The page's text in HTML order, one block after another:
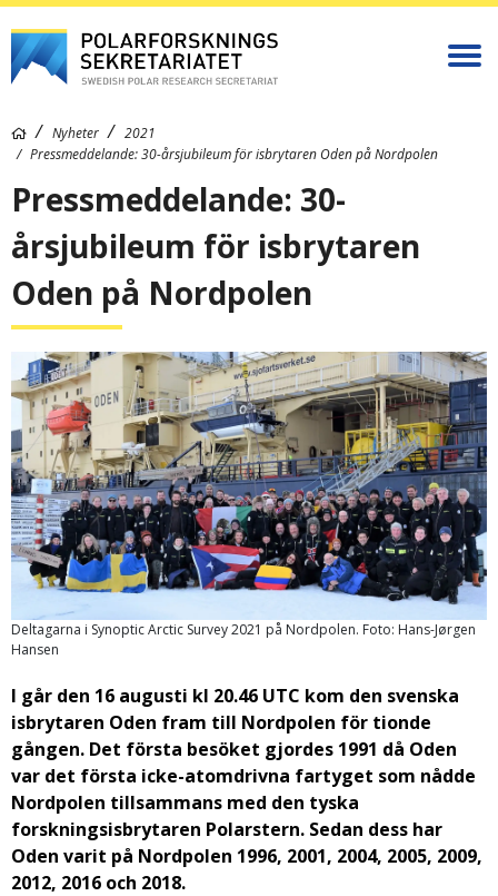
Nyheter
2021
Pressmeddelande: 30-årsjubileum för isbrytaren Oden på Nordpolen
Pressmeddelande: 30-
årsjubileum för isbrytaren
Oden på Nordpolen
Deltagarna i Synoptic Arctic Survey 2021 på Nordpolen. Foto: Hans-Jørgen
Hansen
I går den 16 augusti kl 20.46 UTC kom den svenska
isbrytaren Oden fram till Nordpolen för tionde
gången. Det första besöket gjordes 1991 då Oden
var det första icke-atomdrivna fartyget som nådde
Nordpolen tillsammans med den tyska
forskningsisbrytaren Polarstern. Sedan dess har
Oden varit på Nordpolen 1996, 2001, 2004, 2005, 2009,
2012, 2016 och 2018.